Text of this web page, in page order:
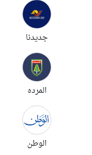
جديدنا
المرده
الوطن